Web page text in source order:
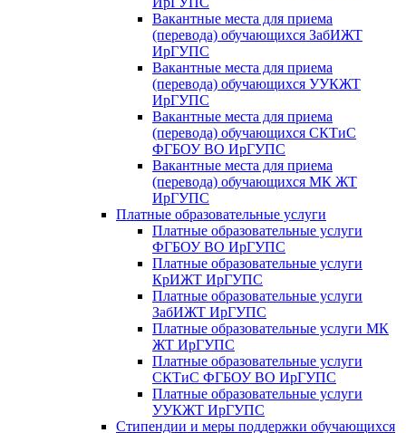
Вакантные места для приема
(перевода) обучающихся ЗабИЖТ
ИрГУПС
Вакантные места для приема
(перевода) обучающихся УУКЖТ
ИрГУПС
Вакантные места для приема
(перевода) обучающихся СКТиС
ФГБОУ ВО ИрГУПС
Вакантные места для приема
(перевода) обучающихся МК ЖТ
ИрГУПС
Платные образовательные услуги
Платные образовательные услуги
ФГБОУ ВО ИрГУПС
Платные образовательные услуги
КрИЖТ ИрГУПС
Платные образовательные услуги
ЗабИЖТ ИрГУПС
Платные образовательные услуги МК
ЖТ ИрГУПС
Платные образовательные услуги
СКТиС ФГБОУ ВО ИрГУПС
Платные образовательные услуги
УУКЖТ ИрГУПС
Стипендии и меры поддержки обучающихся